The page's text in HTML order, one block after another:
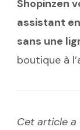
Shopinzen
assistant
sans une
boutique à
Cet article